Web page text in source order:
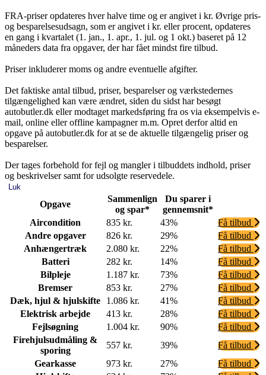
FRA-priser opdateres hver halve time og er angivet i kr. Øvrige pris-
og besparelsesudsagn, som er angivet i kr. eller procent, opdateres
en gang i kvartalet (1. jan., 1. apr., 1. jul. og 1 okt.) baseret på 12
måneders data fra opgaver, der har fået mindst fire tilbud.
Priser inkluderer moms og andre eventuelle afgifter.
Det faktiske antal tilbud, priser, besparelser og værkstedernes
tilgængelighed kan være ændret, siden du sidst har besøgt
autobutler.dk eller modtaget markedsføring fra os via eksempelvis e-
mail, online eller offline kampagner m.m. Opret derfor altid en
opgave på autobutler.dk for at se de aktuelle tilgængelig priser og
besparelser.
Der tages forbehold for fejl og mangler i tilbuddets indhold, priser
og beskrivelser samt for udsolgte reservedele.
Luk
Opgave
Sammenlign
og spar*
Du sparer i
gennemsnit*
Aircondition
835 kr. 43%
Få tilbud
Andre opgaver
826 kr. 29%
Få tilbud
Anhængertræk
2.080 kr. 22%
Få tilbud
Batteri
282 kr. 14%
Få tilbud
Bilpleje
1.187 kr. 73%
Få tilbud
Bremser
853 kr. 27%
Få tilbud
Dæk, hjul & hjulskifte
1.086 kr. 41%
Få tilbud
Elektrisk arbejde
413 kr. 28%
Få tilbud
Fejlsøgning
1.004 kr. 90%
Få tilbud
Firehjulsudmåling &
sporing
557 kr. 39%
Få tilbud
Gearkasse
973 kr. 27%
Få tilbud